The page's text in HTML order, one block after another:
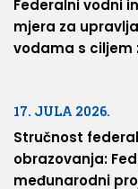
Federalni vodni
mjera za
vodama s ciljem
17. JULA 2026.
Stručnost
obrazovanja:
međunarodni